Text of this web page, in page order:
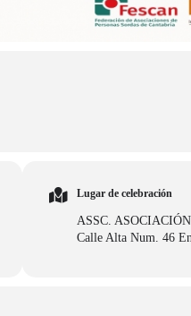
Lugar de celebración
ASSC.
Calle Alta Num. 46